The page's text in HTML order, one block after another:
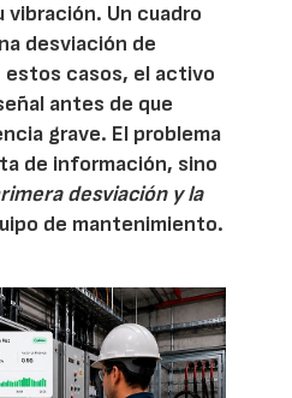
Un cuadro
desviación de
casos, el activo
antes de que
grave. El problema
de información, sino
desviación y la
de mantenimiento.